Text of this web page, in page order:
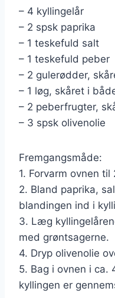
– 4 kyllingelår
– 2 spsk paprika
– 1 teskefuld salt
– 1 teskefuld peber
– 2 gulerødder,
– 1 løg, skåret i
– 2 peberfrugter,
– 3 spsk olivenolie
Fremgangsmåde:
1. Forvarm ovnen til
2. Bland paprika,
blandingen ind i
3. Læg
med grøntsagerne.
4. Dryp olivenolie
5. Bag i ovnen i
kyllingen er